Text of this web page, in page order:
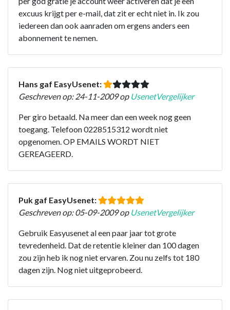
excuus krijgt per e-mail, dat zit er echt niet in. Ik zou
iedereen dan ook aanraden om ergens anders een
abonnement te nemen.
Hans gaf EasyUsenet:
Geschreven op: 24-11-2009 op UsenetVergelijker
Per giro betaald. Na meer dan een week nog geen
toegang. Telefoon 0228515312 wordt niet
opgenomen. OP EMAILS WORDT NIET
GEREAGEERD.
Puk gaf EasyUsenet:
Geschreven op: 05-09-2009 op UsenetVergelijker
Gebruik Easyusenet al een paar jaar tot grote
tevredenheid. Dat de retentie kleiner dan 100 dagen
zou zijn heb ik nog niet ervaren. Zou nu zelfs tot 180
dagen zijn. Nog niet uitgeprobeerd.